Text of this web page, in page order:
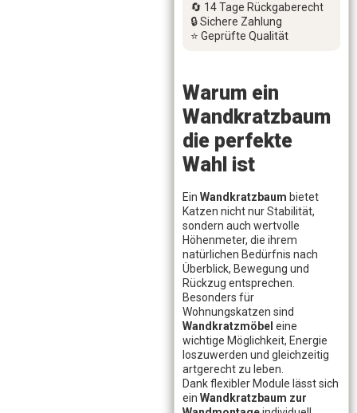
🔄 14 Tage Rückgaberecht
🔒 Sichere Zahlung
⭐ Geprüfte Qualität
Warum ein
Wandkratzbaum
die perfekte
Wahl ist
EinWandkratzbaum bietet
Katzen nicht nur Stabilität,
sondern auch wertvolle
Höhenmeter, die ihrem
natürlichen Bedürfnis nach
Überblick, Bewegung und
Rückzug entsprechen.
Besonders für
Wohnungskatzen sind
Wandkratzmöbel eine
wichtige Möglichkeit, Energie
loszuwerden und gleichzeitig
artgerecht zu leben.
Dank flexibler Module lässt sich
einWandkratzbaum zur